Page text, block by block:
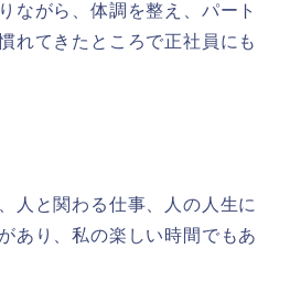
ながら、体調を整え、パート
れてきたところで正社員にも
人と関わる仕事、人の人生に
あり、私の楽しい時間でもあ